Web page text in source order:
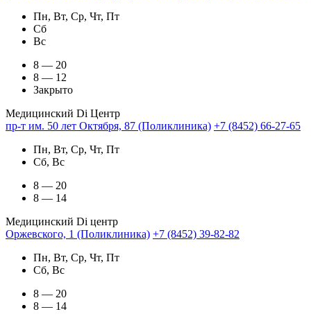
Пн, Вт, Ср, Чт, Пт
Сб
Вс
8 — 20
8 — 12
Закрыто
Медицинский Di Центр
пр-т им. 50 лет Октября, 87 (Поликлиника) +7 (8452) 66-27-65
Пн, Вт, Ср, Чт, Пт
Сб, Вс
8 — 20
8 — 14
Медицинский Di центр
Оржевского, 1 (Поликлиника) +7 (8452) 39-82-82
Пн, Вт, Ср, Чт, Пт
Сб, Вс
8 — 20
8 — 14